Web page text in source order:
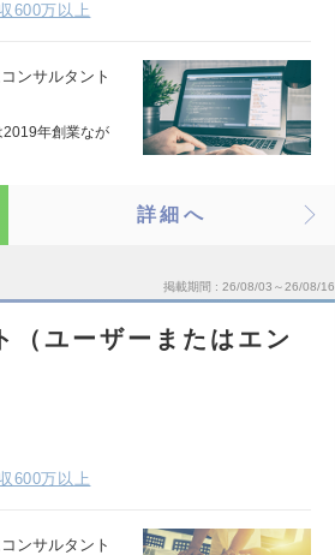
600万以上
ンサルタント
2019年創業なが
詳細へ
掲載期間 26/08/03～26/08/16
（ユーザーまたはエン
600万以上
ンサルタント